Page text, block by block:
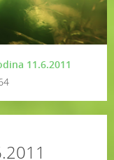
11.6.2011